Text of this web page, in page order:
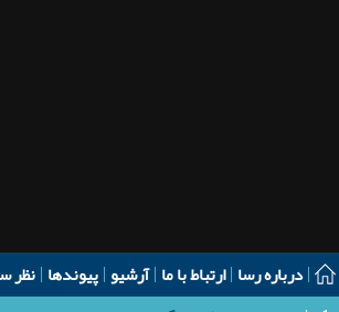
درباره رسا ارتباط با ما آرشیو پیوندها نظر